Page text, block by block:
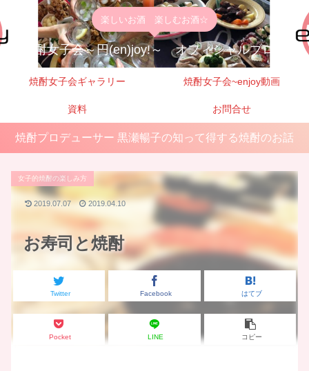
楽しいお酒 楽しむお酒☆
焼酎女子会～円(en)joy!～ オフィシャルブログ
焼酎女子会ギャラリー 焼酎女子会~enjoy動画
資料 お問合せ
焼酎プロデューサー 黒瀬暢子の知って得する焼酎のお話
お寿司と焼酎
女子的焼酎の楽しみ方
Twitter Facebook はてブ
Pocket LINE コピー
2019.07.07 2019.04.10